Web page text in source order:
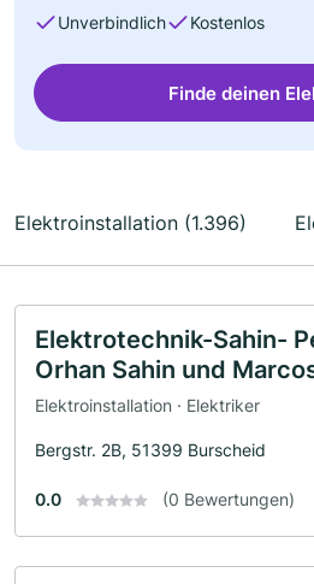
Unverbindlich Kostenlos
Finde deinen
Elektroinstallation (1.396)
Elektrotechnik-Sahin-
Orhan Sahin und
Elektroinstallation · Elektriker
Bergstr. 2B, 51399 Burscheid
0.0 (0 Bewertungen)